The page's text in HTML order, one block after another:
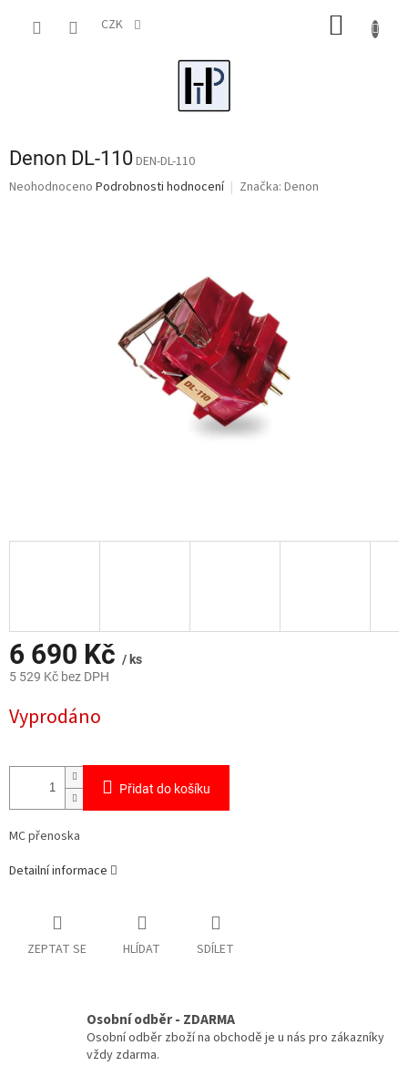
CZK
Denon DL-110DEN-DL-110
Průměrné
Neohodnoceno Podrobnosti hodnocení Značka: Denon
6 690 Kč / ks
5 529 Kč bez DPH
cena:
Vyprodáno
Přidat do košíku
MC přenoska
Detailní informace
ZEPTAT SE HLÍDAT SDÍLET
Osobní odběr - ZDARMA
Osobní odběr zboží na obchodě je u nás pro zákazníky
vždy zdarma.